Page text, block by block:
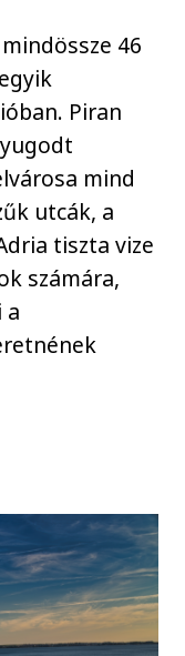
46
Piran
mind
utcák, a
tiszta vize
számára,
a